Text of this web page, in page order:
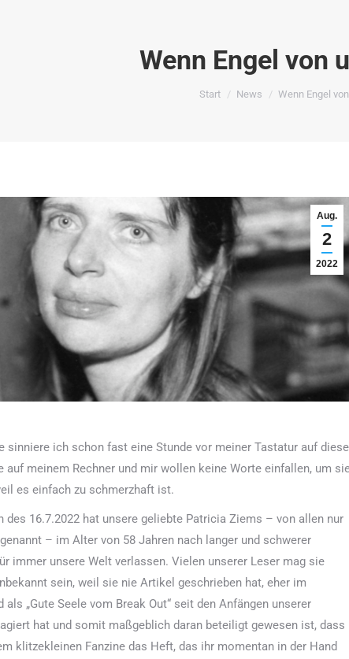
Wenn Engel von
Sie befinden sich hier:
Start News Wenn Engel
Aug.
2
2022
sinniere ich schon fast eine Stunde vor meiner Tastatur auf diese
auf meinem Rechner und mir wollen keine Worte einfallen, um
es einfach zu schmerzhaft ist.
des 16.7.2022 hat unsere geliebte Patricia Ziems – von allen nur
– im Alter von 58 Jahren nach langer und schwerer
immer unsere Welt verlassen. Vielen unserer Leser mag sie
sein, weil sie nie Artikel geschrieben hat, eher im
als „Gute Seele vom Break Out“ seit den Anfängen unserer
hat und somit maßgeblich daran beteiligt gewesen ist, dass
klitzekleinen Fanzine das Heft, das ihr momentan in der Hand